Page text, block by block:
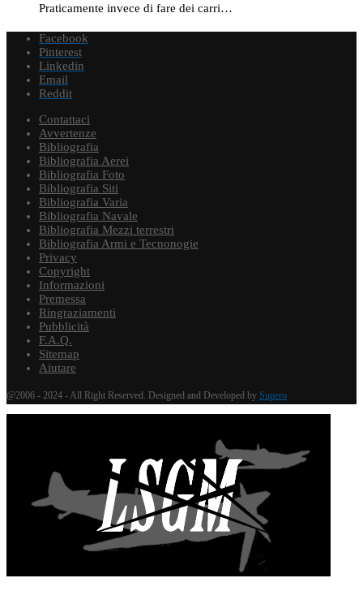
Praticamente invece di fare dei carri…
Facebook
Pinterest
Linkedin
Email
Reddit
Contattaci
Avvertenze
Bibliografia
Bibliografia Aerei
Bibliografia Foto
Bibliografia Siti
Bibliografia Varia
Bibliografia Navale
Bibliografia Mezzi terrestri
Bibliografia Armi e Tecnonogie
Privacy
Copyright
Informazioni
Premessa
Ringraziamenti
Pubblicità
F.A.Q.
Sitemap
Aiutare
@2006 - 2024 - All Right Reserved. Designed and Developed by Supero